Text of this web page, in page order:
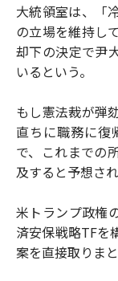
大統領室は、「
の立場を維持し
却下の決定で尹
いるという。
もし憲法裁が弾
直ちに職務に復
で、これまでの
及すると予想され
米トランプ政権
済安保戦略TFを
案を直接取りま